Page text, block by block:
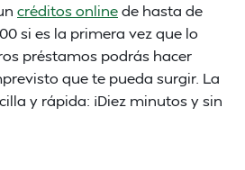
créditos onlinede hasta de
si es la primera vez que lo
préstamos podrás hacer
que te pueda surgir. La
y rápida: ¡Diez minutos y sin